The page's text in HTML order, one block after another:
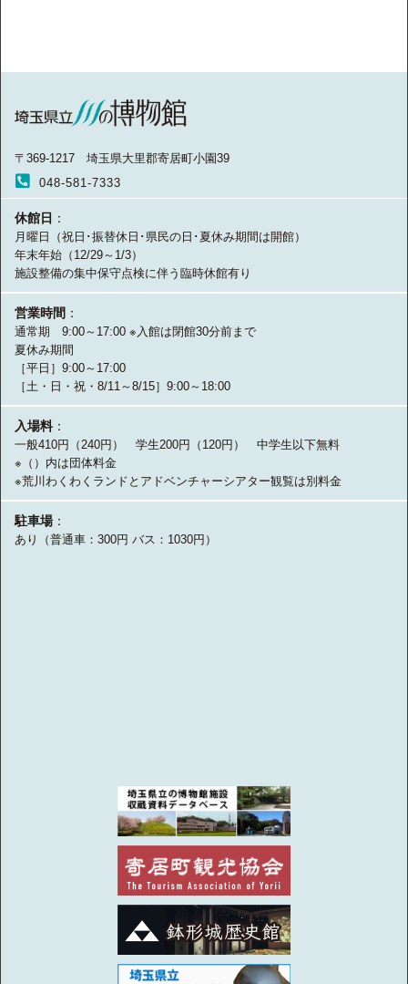
〒369-1217 埼玉県大里郡寄居町小園39
048-581-7333
休館日 ：
月曜日（祝日･振替休日･県民の日･夏休み期間は開館）
年末年始（12/29～1/3）
施設整備の集中保守点検に伴う臨時休館有り
営業時間 ：
通常期 9:00～17:00 ※入館は閉館30分前まで
夏休み期間
［平日］9:00～17:00
［土・日・祝・8/11～8/15］9:00～18:00
入場料：
一般410円（240円） 学生200円（120円） 中学生以下無料
※（）内は団体料金
※荒川わくわくランドとアドベンチャーシアター観覧は別料金
駐車場：
あり（普通車：300円 バス：1030円）